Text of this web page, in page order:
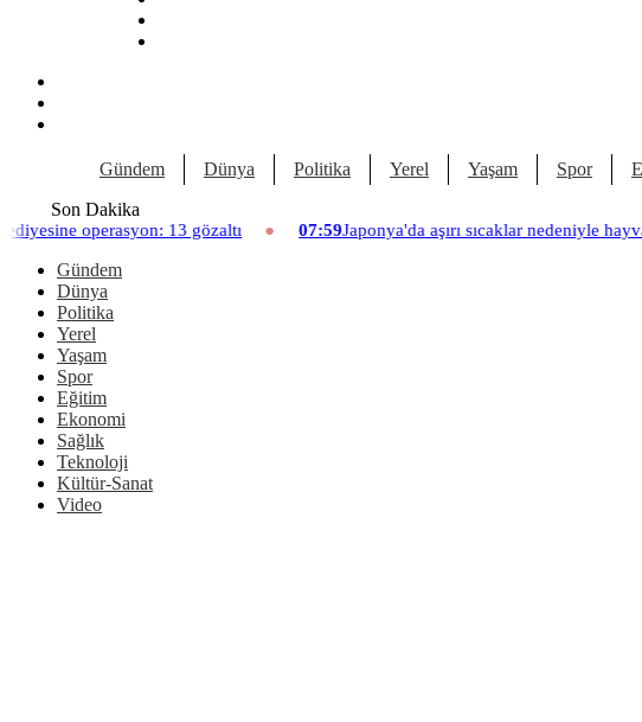
Gündem Dünya Politika Yerel Yaşam Spor
Son Dakika
13 gözaltı 07:59Japonya'da aşırı sıcaklar nedeniyle hayvanat bahçesinde
Gündem
Dünya
Politika
Yerel
Yaşam
Spor
Eğitim
Ekonomi
Sağlık
Teknoloji
Kültür-Sanat
Video